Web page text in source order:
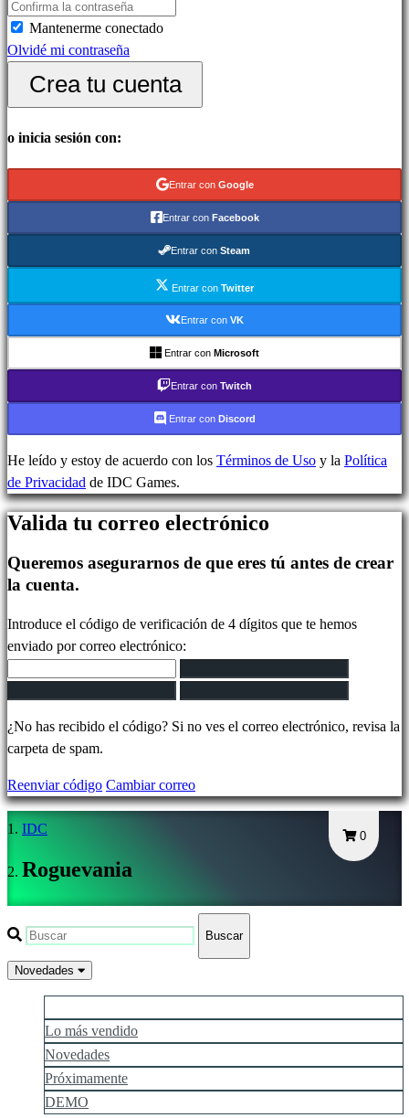
Juegos
de
puzles
Juegos
de
Demos
Comunidad
In-
Media
IDC
Plays
IDC
Gifts
Soporte
Regístrate
Iniciar
sesión
Olvidé
mi
Cambiar
idioma
AR
BS
DA
DE
Mantenerme conectado
Olvidé mi contraseña
Crea tu cuenta
o inicia sesión con:
Entrar con Google
Entrar con Facebook
Entrar con Steam
Entrar con Twitter
Entrar con VK
Entrar con Microsoft
Entrar con Twitch
Entrar con Discord
He leído y estoy de acuerdo con los Términos de Uso y la Política
de Privacidad de IDC Games.
Valida tu correo electrónico
Queremos asegurarnos de que eres tú antes de crear
la cuenta.
Introduce el código de verificación de 4 dígitos que te hemos
enviado por correo electrónico:
¿No has recibido el código? Si no ves el correo electrónico, revisa la
carpeta de spam.
Reenviar código Cambiar correo
0
IDC
Roguevania
Buscar
Novedades
Lo más vendido
Novedades
Próximamente
DEMO